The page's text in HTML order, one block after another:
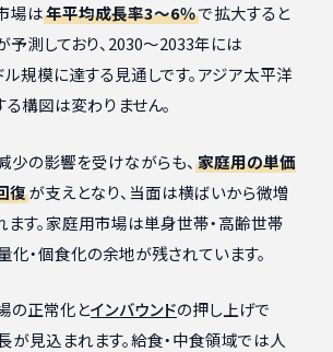
場は年平均成長率3〜6％で拡大すると
測しており、2030〜2033年には
規模に達する見通しです。アジア太平洋
構図は変わりません。
の影響を受けながらも、 家庭用の単価
復が支えとなり、当面は横ばいから微増
す。家庭用市場は単身世帯・高齢世帯
化・個食化の余地が残されています。
の正常化とインバウンドの押し上げで
が見込まれます。給食・中食領域では人